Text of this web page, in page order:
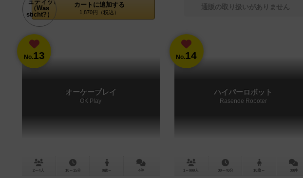
カートに追加する
1,870円（税込）
通販の取り扱いがありません
No.13
オーケープレイ
OK Play
2～4人 10～15分 8歳～ 4件
No.14
ハイパーロボット
Rasende Roboter
1～999人 30～40分 10歳～ 38件